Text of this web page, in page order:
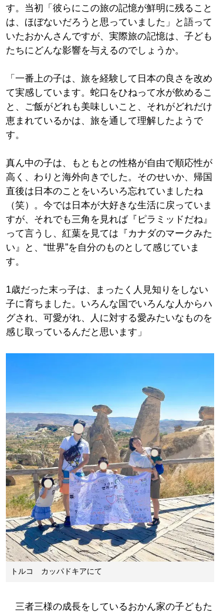
す。当初「彼らにこの旅の記憶が鮮明に残ること
は、ほぼないだろうと思っていました」と語って
いたおかんさんですが、実際旅の記憶は、子ども
たちにどんな影響を与えるのでしょうか。
「一番上の子は、旅を経験して日本の良さを改め
て実感しています。蛇口をひねって水が飲めるこ
と、ご飯がどれも美味しいこと、それがどれだけ
恵まれているかは、旅を通して理解したようで
す。
真ん中の子は、もともとの性格が自由で順応性が
高く、わりと海外向きでした。そのせいか、帰国
直後は日本のことをいろいろ忘れていましたね
（笑）。今では日本が大好きな生活に戻っていま
すが、それでも三角を見れば『ピラミッドだね』
って言うし、紅葉を見ては『カナダのマークみた
い』と、“世界”を自分のものとして感じていま
す。
1歳だった末っ子は、まったく人見知りをしない
子に育ちました。いろんな国でいろんな人からハ
グされ、可愛がれ、人に対する愛みたいなものを
感じ取っているんだと思います」
トルコ カッパドキアにて
三者三様の成長をしているおかん家の子どもた